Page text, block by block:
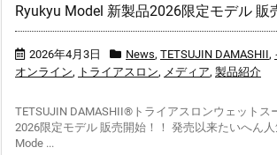
Ryukyu Model 新製品2026限定モデル 販
2026年4月3日 News, TETSUJIN DAMASHII,
オンライン, トライアスロン, メディア, 製品紹介
TETSUJIN DAMASHII®︎トライアスロンウェットス
2026限定モデル 販売開始！！ 発売以来たいへん
Mode ...